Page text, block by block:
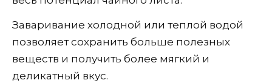
Заваривание холодной или теплой водой
позволяет сохранить больше полезных
веществ и получить более мягкий и
деликатный вкус.